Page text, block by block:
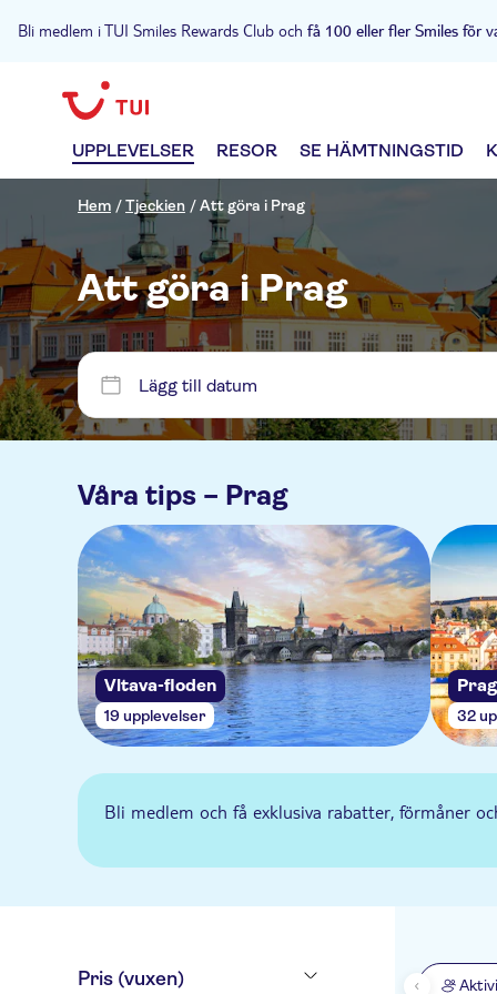
Bli medlem i TUI Smiles Rewards Club och få 100 eller fler Smiles för
UPPLEVELSER RESOR SE HÄMTNINGSTID
Hem /Tjeckien /Att göra i Prag
Att göra i Prag
Lägg till datum
Våra tips – Prag
Vltava-floden
19 upplevelser 32
Bli medlem och få exklusiva rabatter, förmåner
Pris (vuxen)